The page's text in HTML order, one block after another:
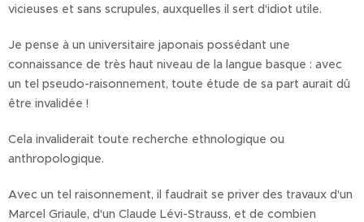
vicieuses et sans scrupules, auxquelles il sert d'idiot utile.
Je pense à un universitaire japonais possédant une
connaissance de très haut niveau de la langue basque : avec
un tel pseudo-raisonnement, toute étude de sa part aurait dû
être invalidée !
Cela invaliderait toute recherche ethnologique ou
anthropologique.
Avec un tel raisonnement, il faudrait se priver des travaux d'un
Marcel Griaule, d'un Claude Lévi-Strauss, et de combien